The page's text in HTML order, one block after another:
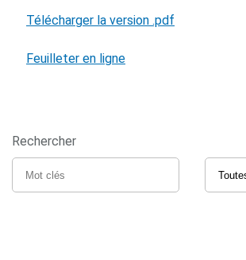
Télécharger la version .pdf
Feuilleter en ligne
Rechercher